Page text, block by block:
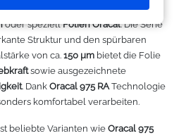
oder speziellFolien Oracal: Die Serie
Struktur und den spürbaren
von ca. 150 µm bietet die Folie
sowie ausgezeichnete
. Dank Oracal 975 RATechnologie
komfortabel verarbeiten.
beliebte Varianten wie Oracal 975